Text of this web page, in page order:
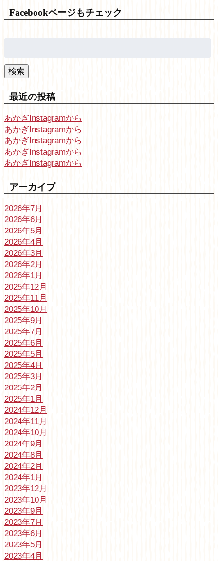
Facebookページもチェック
検索
最近の投稿
あかぎInstagramから
あかぎInstagramから
あかぎInstagramから
あかぎInstagramから
あかぎInstagramから
アーカイブ
2026年7月
2026年6月
2026年5月
2026年4月
2026年3月
2026年2月
2026年1月
2025年12月
2025年11月
2025年10月
2025年9月
2025年7月
2025年6月
2025年5月
2025年4月
2025年3月
2025年2月
2025年1月
2024年12月
2024年11月
2024年10月
2024年9月
2024年8月
2024年2月
2024年1月
2023年12月
2023年10月
2023年9月
2023年7月
2023年6月
2023年5月
2023年4月